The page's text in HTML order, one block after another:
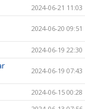
2024-06-21 11:03
2024-06-20 09:51
2024-06-19 22:30
2024-06-19 07:43
2024-06-15 00:28